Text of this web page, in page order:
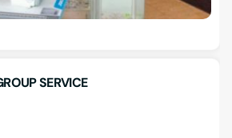
SERVICE